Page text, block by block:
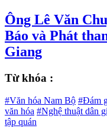
Ông Lê Văn
Báo và Phát
Giang
Từ khóa :
#Văn hóa Nam Bộ #Đám
văn hóa #Nghệ thuật dân
tập quán